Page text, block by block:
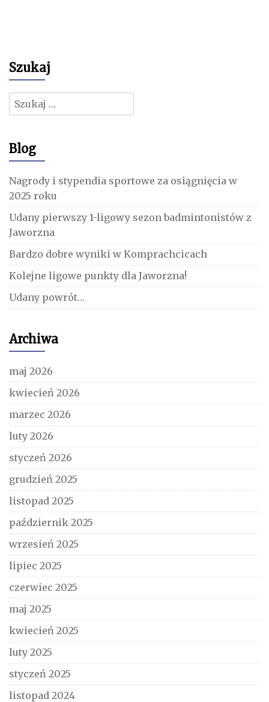
Szukaj
Szukaj:
Blog
Nagrody i stypendia sportowe za osiągnięcia w
2025 roku
Udany pierwszy 1-ligowy sezon badmintonistów z
Jaworzna
Bardzo dobre wyniki w Komprachcicach
Kolejne ligowe punkty dla Jaworzna!
Udany powrót…
Archiwa
maj 2026
kwiecień 2026
marzec 2026
luty 2026
styczeń 2026
grudzień 2025
listopad 2025
październik 2025
wrzesień 2025
lipiec 2025
czerwiec 2025
maj 2025
kwiecień 2025
luty 2025
styczeń 2025
listopad 2024